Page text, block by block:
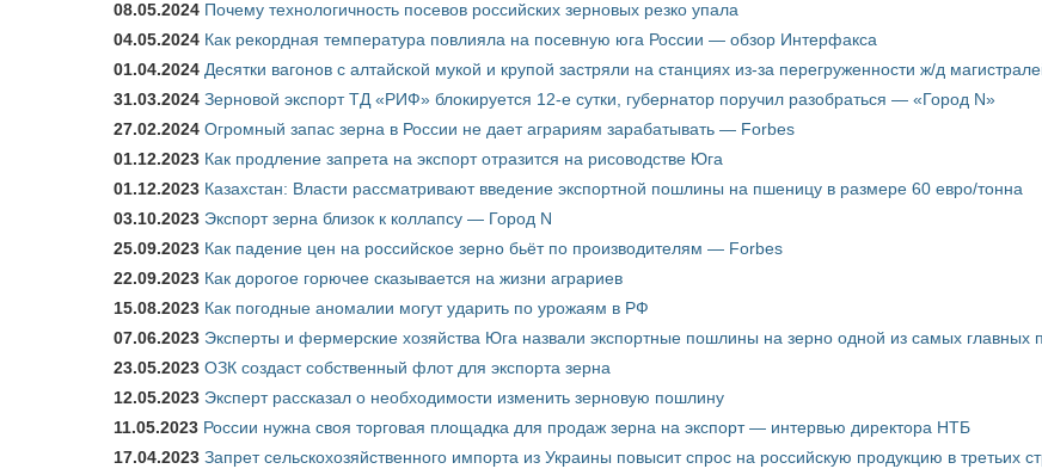
08.05.2024 Почему технологичность посевов российских зерновых резко упала
04.05.2024 Как рекордная температура повлияла на посевную юга России — обзор Интерфакса
01.04.2024 Десятки вагонов с алтайской мукой и крупой застряли на станциях из-за перегруженности ж/д
31.03.2024 Зерновой экспорт ТД «РИФ» блокируется 12-е сутки, губернатор поручил разобраться — «Город N»
27.02.2024 Огромный запас зерна в России не дает аграриям зарабатывать — Forbes
01.12.2023 Как продление запрета на экспорт отразится на рисоводстве Юга
01.12.2023 Казахстан: Власти рассматривают введение экспортной пошлины на пшеницу в размере 60 евро/тонна
03.10.2023 Экспорт зерна близок к коллапсу — Город N
25.09.2023 Как падение цен на российское зерно бьёт по производителям — Forbes
22.09.2023 Как дорогое горючее сказывается на жизни аграриев
15.08.2023 Как погодные аномалии могут ударить по урожаям в РФ
07.06.2023 Эксперты и фермерские хозяйства Юга назвали экспортные пошлины на зерно одной из самых главных
23.05.2023 ОЗК создаст собственный флот для экспорта зерна
12.05.2023 Эксперт рассказал о необходимости изменить зерновую пошлину
11.05.2023 России нужна своя торговая площадка для продаж зерна на экспорт — интервью директора НТБ
17.04.2023 Запрет сельскохозяйственного импорта из Украины повысит спрос на российскую продукцию в третьих